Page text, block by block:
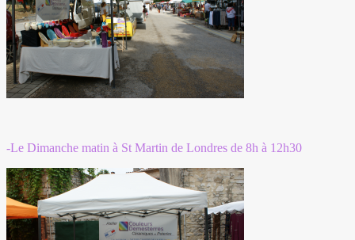
-Le Dimanche matin à St Martin de Londres de 8h à 12h30